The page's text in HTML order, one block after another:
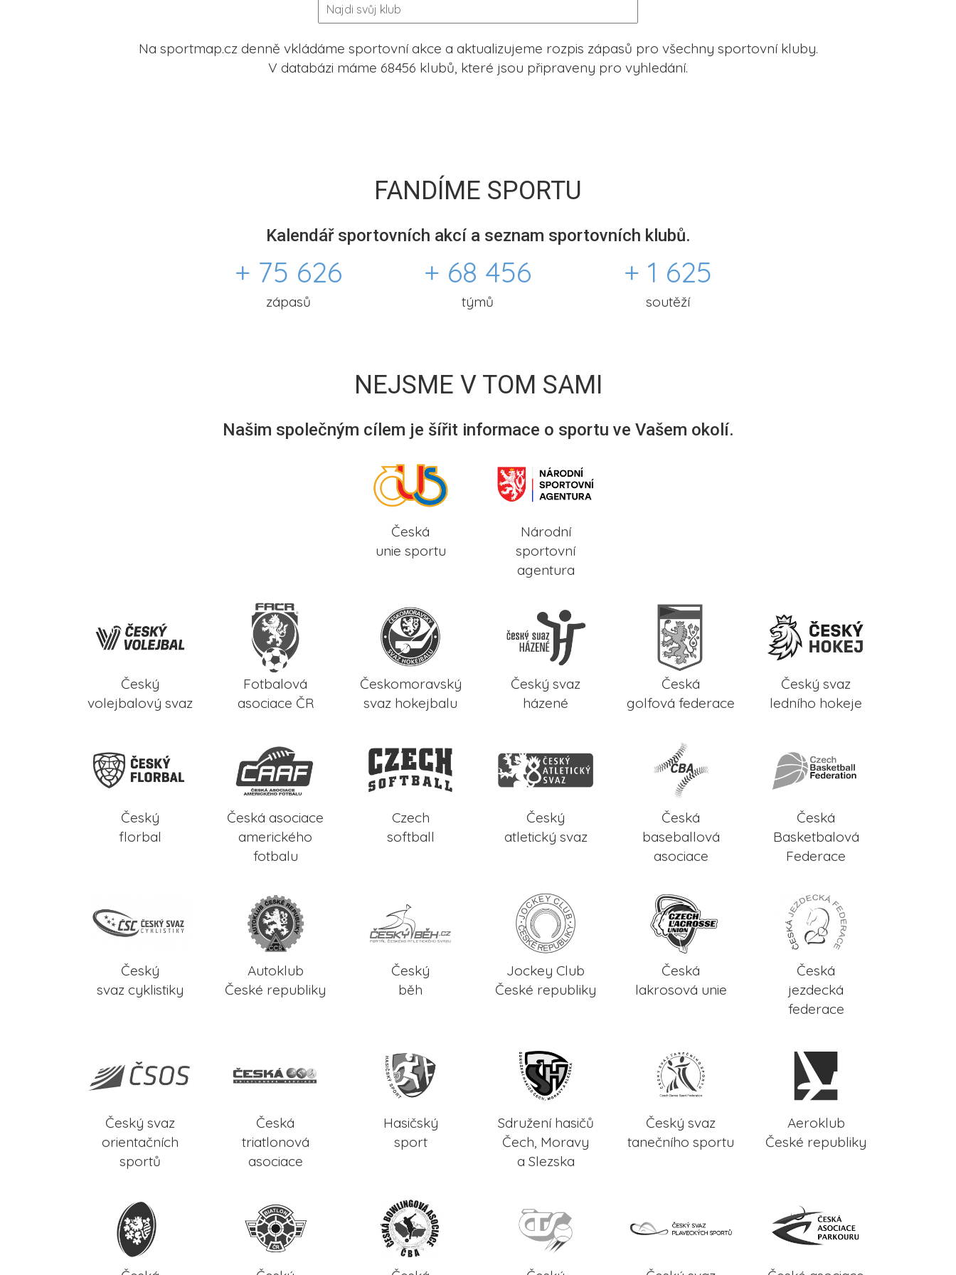
Na sportmap.cz denně vkládáme sportovní akce a aktualizujeme rozpis zápasů pro všechny sportovní kluby.
V databázi máme 68456 klubů, které jsou připraveny pro vyhledání.
FANDÍME SPORTU
Kalendář sportovních akcí a seznam sportovních klubů.
+ 75 626
zápasů
+ 68 456
týmů
+ 1 625
soutěží
NEJSME V TOM SAMI
Našim společným cílem je šířit informace o sportu ve Vašem okolí.
Česká
unie sportu
Národní
sportovní
agentura
Český
volejbalový svaz
Fotbalová
asociace ČR
Českomoravský
svaz hokejbalu
Český svaz
házené
Česká
golfová federace
Český svaz
ledního hokeje
Český
florbal
Česká asociace
amerického
fotbalu
Czech
softball
Český
atletický svaz
Česká
baseballová
asociace
Česká
Basketbalová
Federace
Český
svaz cyklistiky
Autoklub
České republiky
Český
běh
Jockey Club
České republiky
Česká
lakrosová unie
Česká
jezdecká
federace
Český svaz
orientačních
sportů
Česká
triatlonová
asociace
Hasičský
sport
Sdružení hasičů
Čech, Moravy
a Slezska
Český svaz
tanečního sportu
Aeroklub
České republiky